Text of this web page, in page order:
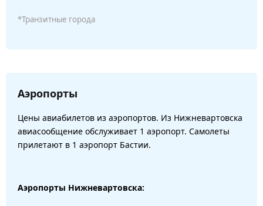
*Транзитные города
Аэропорты
Цены авиабилетов из аэропортов. Из Нижневартовска
авиасообщение обслуживает 1 аэропорт. Самолеты
прилетают в 1 аэропорт Бастии.
Аэропорты Нижневартовска: